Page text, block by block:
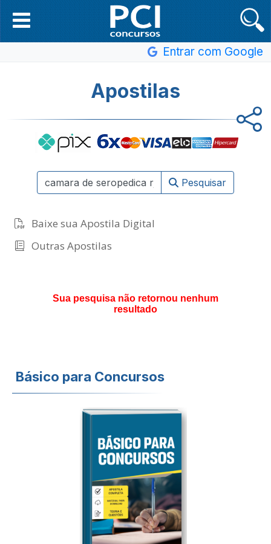
Entrar com Google
Apostilas
Pesquisar
Baixe sua Apostila Digital
Outras Apostilas
Sua pesquisa não retornou nenhum
resultado
Básico para Concursos